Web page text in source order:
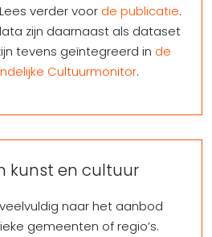
verder voor de publicatie.
zijn daarnaast als dataset
tevens geïntegreerd in de
Cultuurmonitor.
kunst en cultuur
naar het aanbod
gemeenten of regio’s.